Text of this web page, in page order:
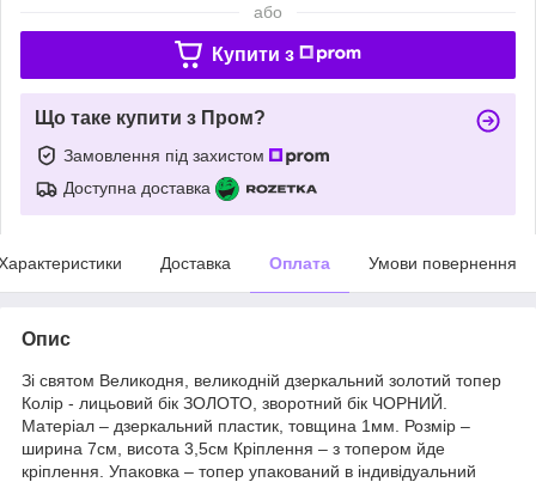
або
Купити з
Що таке купити з Пром?
Замовлення під захистом
Доступна доставка
Доставка Оплата Умови повернення
Опис
Зі святом Великодня, великодній дзеркальний золотий топер
Колір - лицьовий бік ЗОЛОТО, зворотний бік ЧОРНИЙ.
Матеріал – дзеркальний пластик, товщина 1мм. Розмір –
ширина 7см, висота 3,5см Кріплення – з топером йде
кріплення. Упаковка – топер упакований в індивідуальний